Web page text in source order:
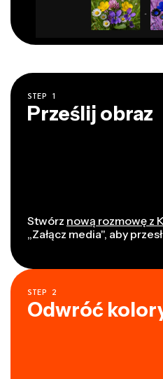
STEP 1
Prześlij obraz
Stwórz nową rozmowę z
„Załącz media", aby
STEP 2
Odwróć